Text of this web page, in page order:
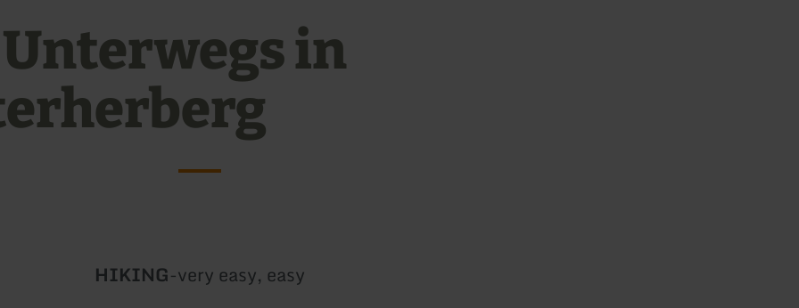
in
Type
HIKING-Difficulty:
very easy, easy